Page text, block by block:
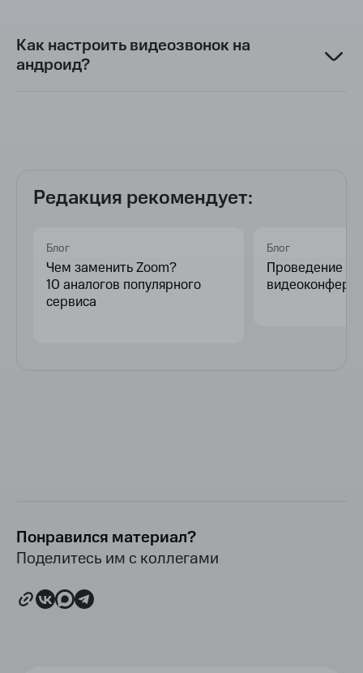
Как настроить видеозвонок на
андроид?
Редакция рекомендует:
Блог
Чем заменить Zoom?
10 аналогов популярного
сервиса
Блог
Проведение и
Понравился материал?
Поделитесь им с коллегами